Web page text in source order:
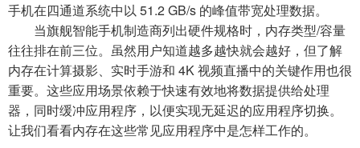
手机在四通道系统中以 51.2 GB/s 的峰值带宽处理数据。
当旗舰智能手机制造商列出硬件规格时，内存类型/容量
往往排在前三位。虽然用户知道越多越快就会越好，但了解
内存在计算摄影、实时手游和 4K 视频直播中的关键作用也很
重要。这些应用场景依赖于快速有效地将数据提供给处理
器，同时缓冲应用程序，以便实现无延迟的应用程序切换。
让我们看看内存在这些常见应用程序中是怎样工作的。